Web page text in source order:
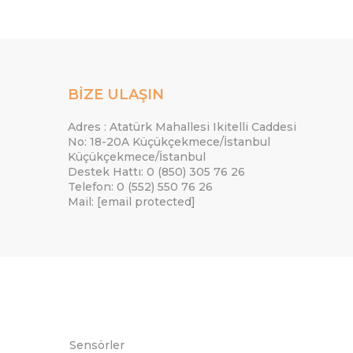
BİZE ULAŞIN
Adres : Atatürk Mahallesi Ikitelli Caddesi
No: 18-20A Küçükçekmece/İstanbul
Küçükçekmece/İstanbul
Destek Hattı: 0 (850) 305 76 26
Telefon: 0 (552) 550 76 26
Mail: [email protected]
Sensörler